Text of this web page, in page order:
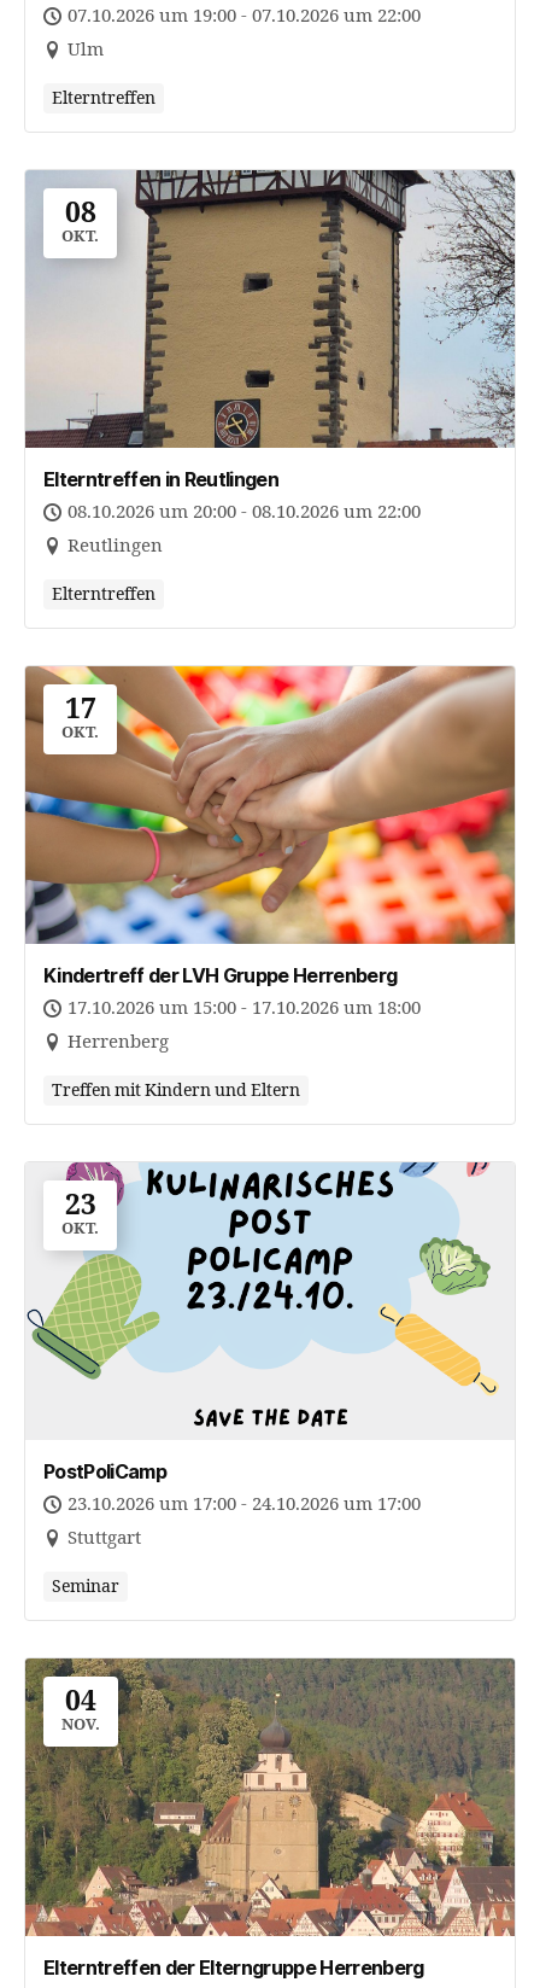
07.10.2026 um 19:00 - 07.10.2026 um 22:00
Ulm
Elterntreffen
08
OKT.
Elterntreffen in Reutlingen
08.10.2026 um 20:00 - 08.10.2026 um 22:00
Reutlingen
Elterntreffen
17
OKT.
Kindertreff der LVH Gruppe Herrenberg
17.10.2026 um 15:00 - 17.10.2026 um 18:00
Herrenberg
Treffen mit Kindern und Eltern
23
OKT.
PostPoliCamp
23.10.2026 um 17:00 - 24.10.2026 um 17:00
Stuttgart
Seminar
04
NOV.
Elterntreffen der Elterngruppe Herrenberg